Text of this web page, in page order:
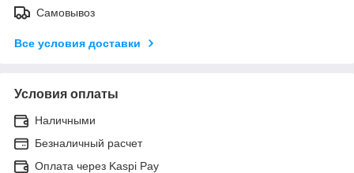
Самовывоз
Все условия доставки
Условия оплаты
Наличными
Безналичный расчет
Оплата через Kaspi Pay